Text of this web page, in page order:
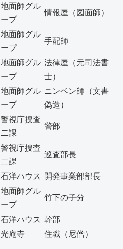
地面師グル
ープ
情報屋（図面師）
地面師グル
ープ
手配師
地面師グル
ープ
法律屋（元司法書
士）
地面師グル
ープ
ニンベン師（文書
偽造）
警視庁捜査
二課
警部
警視庁捜査
二課
巡査部長
石洋ハウス 開発事業部部長
地面師グル
ープ
竹下の子分
石洋ハウス 幹部
光庵寺 住職（尼僧）